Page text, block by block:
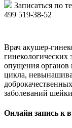
Записаться по
499 519-38-52
Врач акушер-
гинекологических
опущения органов
цикла,
заболеваний
Онлайн запись к